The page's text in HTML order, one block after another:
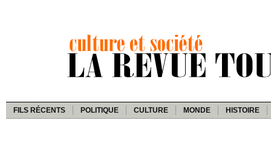
FILS RÉCENTS POLITIQUE CULTURE MONDE HISTOIRE